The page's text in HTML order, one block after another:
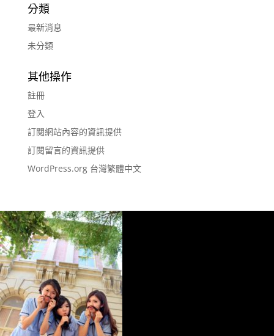
分類
最新消息
未分類
其他操作
註冊
登入
訂閱網站內容的資訊提供
訂閱留言的資訊提供
WordPress.org 台灣繁體中文